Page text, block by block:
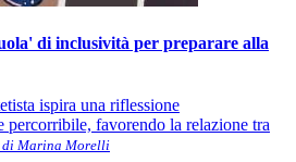
di inclusività per preparare alla
ispira una riflessione
percorribile, favorendo la relazione tra
di Marina Morelli